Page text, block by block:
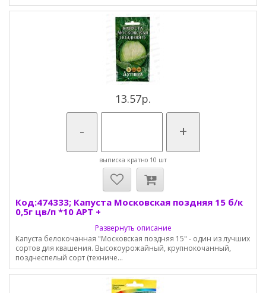
13.57р.
- +
выписка кратно 10 шт
Код:474333; Капуста Московская поздняя 15 б/к
0,5г цв/п *10 АРТ +
Развернуть описание
Капуста белокочанная "Московская поздняя 15" - один из лучших
сортов для квашения. Высокоурожайный, крупнокочанный,
позднеспелый сорт (техниче...